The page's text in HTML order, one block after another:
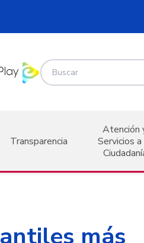
Transparencia
Atención
Servicios a
más